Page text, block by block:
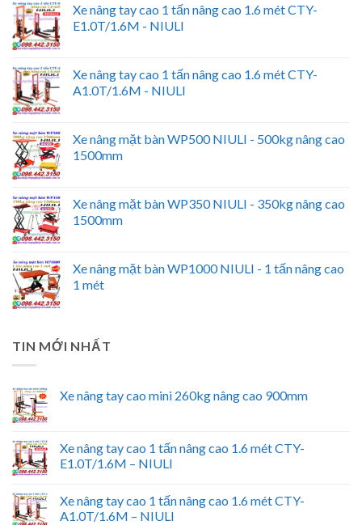
Xe nâng tay cao 1 tấn nâng cao 1.6 mét CTY-
E1.0T/1.6M - NIULI
Xe nâng tay cao 1 tấn nâng cao 1.6 mét CTY-
A1.0T/1.6M - NIULI
Xe nâng mặt bàn WP500 NIULI - 500kg nâng cao
1500mm
Xe nâng mặt bàn WP350 NIULI - 350kg nâng cao
1500mm
Xe nâng mặt bàn WP1000 NIULI - 1 tấn nâng cao
1 mét
TIN MỚI NHẤT
Xe nâng tay cao mini 260kg nâng cao 900mm
Xe nâng tay cao 1 tấn nâng cao 1.6 mét CTY-
E1.0T/1.6M – NIULI
Xe nâng tay cao 1 tấn nâng cao 1.6 mét CTY-
A1.0T/1.6M – NIULI